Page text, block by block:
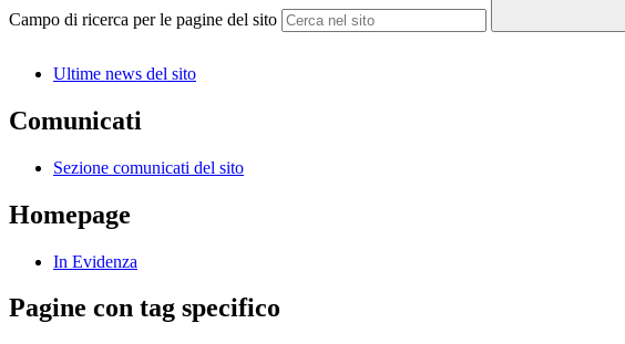
Campo di ricerca per le pagine del sito
Ultime news del sito
Comunicati
Sezione comunicati del sito
Homepage
In Evidenza
Pagine con tag specifico